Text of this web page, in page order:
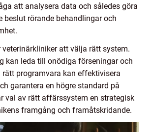
att analysera data och således göra
beslut rörande behandlingar och
att välja rätt system.
kan leda till onödiga förseningar och
rätt programvara kan effektivisera
garantera en högre standard på
val av rätt affärssystem en strategisk
framgång och framåtskridande.